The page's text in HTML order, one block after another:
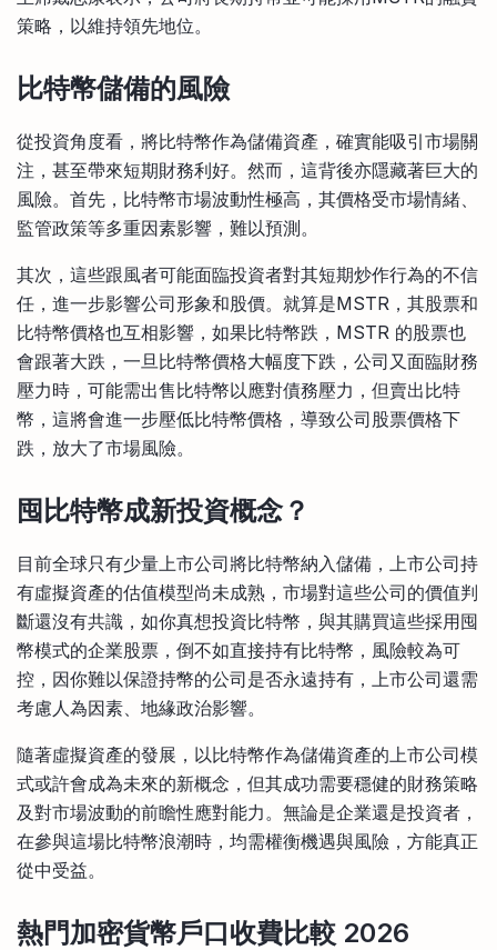
策略，以維持領先地位。
比特幣儲備的風險
從投資角度看，將比特幣作為儲備資產，確實能吸引市場關
注，甚至帶來短期財務利好。然而，這背後亦隱藏著巨大的
風險。首先，比特幣市場波動性極高，其價格受市場情緒、
監管政策等多重因素影響，難以預測。
其次，這些跟風者可能面臨投資者對其短期炒作行為的不信
任，進一步影響公司形象和股價。就算是MSTR，其股票和
比特幣價格也互相影響，如果比特幣跌，MSTR 的股票也
會跟著大跌，一旦比特幣價格大幅度下跌，公司又面臨財務
壓力時，可能需出售比特幣以應對債務壓力，但賣出比特
幣，這將會進一步壓低比特幣價格，導致公司股票價格下
跌，放大了市場風險。
囤 比特幣成新投資概念？
目前全球只有少量上市公司將比特幣納入儲備，上市公司持
有虛擬資產的估值模型尚未成熟，市場對這些公司的價值判
斷還沒有共識，如你真想投資比特幣，與其購買這些採用囤
幣模式的企業股票，倒不如直接持有比特幣，風險較為可
控，因你難以保證持幣的公司是否永遠持有，上市公司還需
考慮人為因素、地緣政治影響。
隨著虛擬資產的發展，以比特幣作為儲備資產的上市公司模
式或許會成為未來的新概念，但其成功需要穩健的財務策略
及對市場波動的前瞻性應對能力。無論是企業還是投資者，
在參與這場比特幣浪潮時，均需權衡機遇與風險，方能真正
從中受益。
熱門加密貨幣戶口收費比較 2026